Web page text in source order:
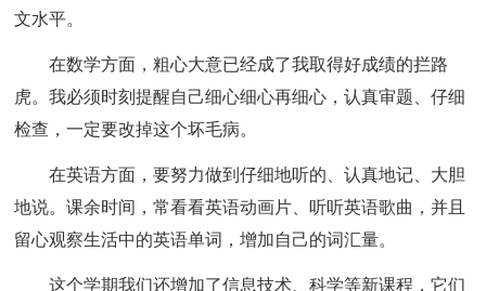
文水平。
在数学方面，粗心大意已经成了我取得好成绩的拦路
虎。我必须时刻提醒自己细心细心再细心，认真审题、仔细
检查，一定要改掉这个坏毛病。
在英语方面，要努力做到仔细地听的、认真地记、大胆
地说。课余时间，常看看英语动画片、听听英语歌曲，并且
留心观察生活中的英语单词，增加自己的词汇量。
这个学期我们还增加了信息技术、科学等新课程，它们